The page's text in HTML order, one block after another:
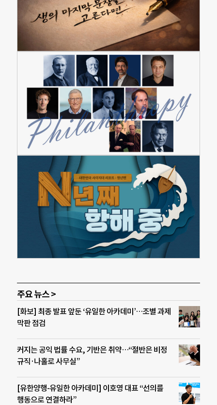
주요 뉴스 >
[화보] 최종 발표 앞둔 ‘유일한 아카데미’…조별 과제
막판 점검
커지는 공익 법률 수요, 기반은 취약…“절반은 비정
규직·나홀로 사무실”
[유한양행-유일한 아카데미] 이호영 대표 “선의를
행동으로 연결하라”